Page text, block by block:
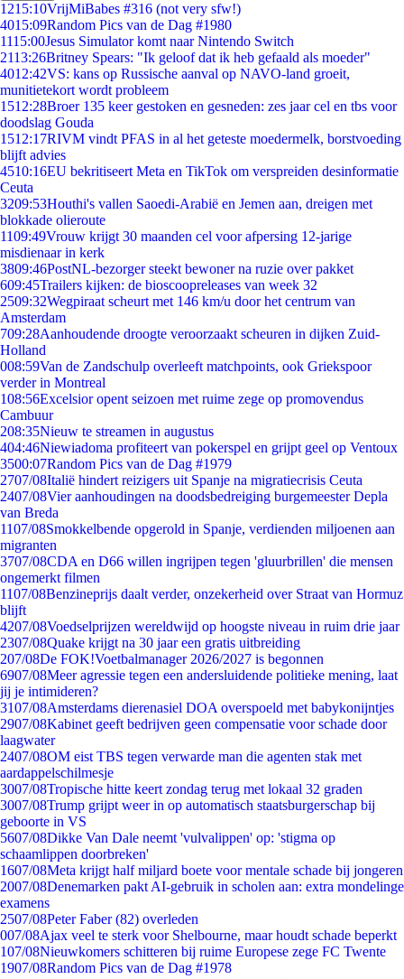
1215:10VrijMiBabes #316 (not very sfw!)
4015:09Random Pics van de Dag #1980
1115:00Jesus Simulator komt naar Nintendo Switch
2113:26Britney Spears: "Ik geloof dat ik heb gefaald als moeder"
4012:42VS: kans op Russische aanval op NAVO-land groeit,
munitietekort wordt probleem
1512:28Broer 135 keer gestoken en gesneden: zes jaar cel en tbs voor
doodslag Gouda
1512:17RIVM vindt PFAS in al het geteste moedermelk, borstvoeding
blijft advies
4510:16EU bekritiseert Meta en TikTok om verspreiden desinformatie
Ceuta
3209:53Houthi's vallen Saoedi-Arabië en Jemen aan, dreigen met
blokkade olieroute
1109:49Vrouw krijgt 30 maanden cel voor afpersing 12-jarige
misdienaar in kerk
3809:46PostNL-bezorger steekt bewoner na ruzie over pakket
609:45Trailers kijken: de bioscoopreleases van week 32
2509:32Wegpiraat scheurt met 146 km/u door het centrum van
Amsterdam
709:28Aanhoudende droogte veroorzaakt scheuren in dijken Zuid-
Holland
008:59Van de Zandschulp overleeft matchpoints, ook Griekspoor
verder in Montreal
108:56Excelsior opent seizoen met ruime zege op promovendus
Cambuur
208:35Nieuw te streamen in augustus
404:46Niewiadoma profiteert van pokerspel en grijpt geel op Ventoux
3500:07Random Pics van de Dag #1979
2707/08Italië hindert reizigers uit Spanje na migratiecrisis Ceuta
2407/08Vier aanhoudingen na doodsbedreiging burgemeester Depla
van Breda
1107/08Smokkelbende opgerold in Spanje, verdienden miljoenen aan
migranten
3707/08CDA en D66 willen ingrijpen tegen 'gluurbrillen' die mensen
ongemerkt filmen
1107/08Benzineprijs daalt verder, onzekerheid over Straat van Hormuz
blijft
4207/08Voedselprijzen wereldwijd op hoogste niveau in ruim drie jaar
2307/08Quake krijgt na 30 jaar een gratis uitbreiding
207/08De FOK!Voetbalmanager 2026/2027 is begonnen
6907/08Meer agressie tegen een andersluidende politieke mening, laat
jij je intimideren?
3107/08Amsterdams dierenasiel DOA overspoeld met babykonijntjes
2907/08Kabinet geeft bedrijven geen compensatie voor schade door
laagwater
2407/08OM eist TBS tegen verwarde man die agenten stak met
aardappelschilmesje
3007/08Tropische hitte keert zondag terug met lokaal 32 graden
3007/08Trump grijpt weer in op automatisch staatsburgerschap bij
geboorte in VS
5607/08Dikke Van Dale neemt 'vulvalippen' op: 'stigma op
schaamlippen doorbreken'
1607/08Meta krijgt half miljard boete voor mentale schade bij jongeren
2007/08Denemarken pakt AI-gebruik in scholen aan: extra mondelinge
examens
2507/08Peter Faber (82) overleden
007/08Ajax veel te sterk voor Shelbourne, maar houdt schade beperkt
107/08Nieuwkomers schitteren bij ruime Europese zege FC Twente
1907/08Random Pics van de Dag #1978